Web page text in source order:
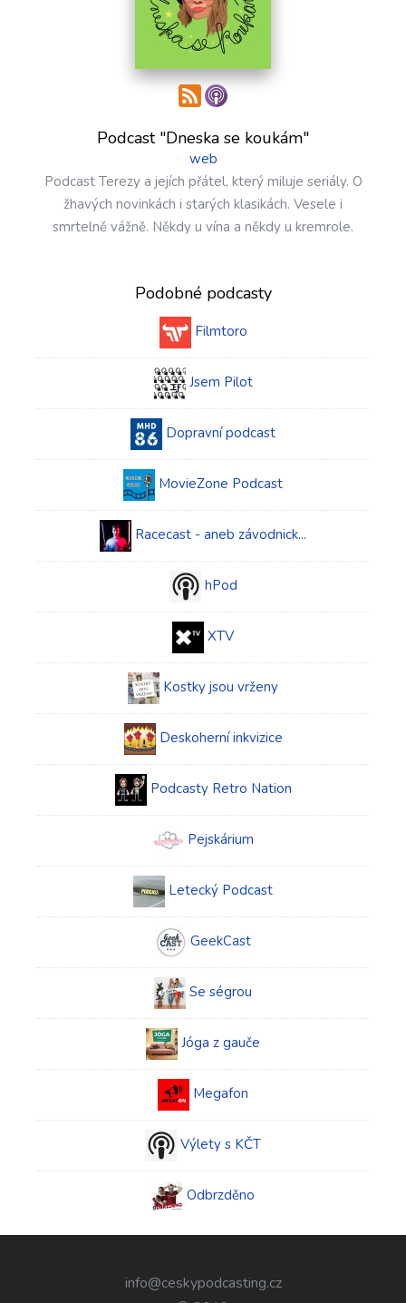
Podcast "Dneska se koukám"
web
Podcast Terezy a jejích přátel, který miluje seriály. O
žhavých novinkách i starých klasikách. Vesele i
smrtelně vážně. Někdy u vína a někdy u kremrole.
Podobné podcasty
Filmtoro
Jsem Pilot
Dopravní podcast
MovieZone Podcast
Racecast - aneb závodnick...
hPod
XTV
Kostky jsou vrženy
Deskoherní inkvizice
Podcasty Retro Nation
Pejskárium
Letecký Podcast
GeekCast
Se ségrou
Jóga z gauče
Megafon
Výlety s KČT
Odbrzděno
info@ceskypodcasting.cz